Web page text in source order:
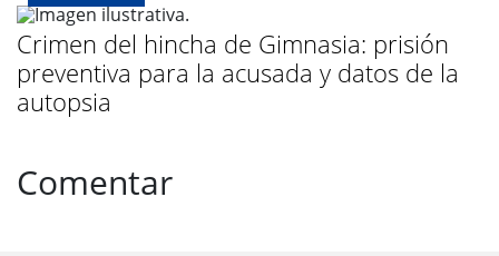
Crimen del hincha de Gimnasia: prisión
preventiva para la acusada y datos de la
autopsia
Comentar